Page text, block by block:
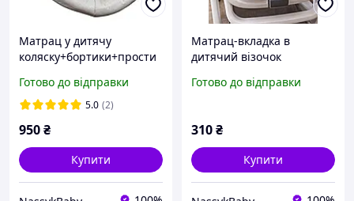
Матрац у дитячу
коляску+бортики+прости
Готово до відправки
5.0 (2)
950₴
Купити
Матрац-вкладка в
дитячий візочок
годування Лабубу
Готово до відправки
310₴
Купити